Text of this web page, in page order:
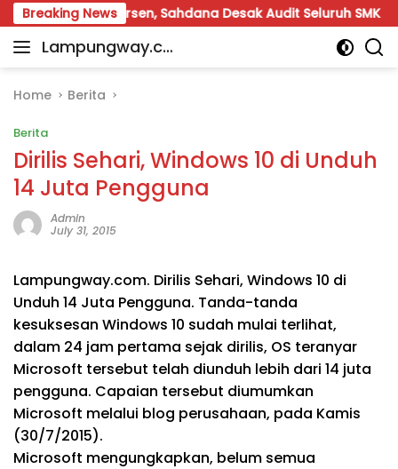
Skip
to
content
Breaking News
6 Persen, Sahdana Desak Audit Seluruh SMK
Lampungway.co
Portal
Daerah
Terpercaya
dan
Terupdate
Home Berita
Berita
Dirilis Sehari, Windows 10 di Unduh
14 Juta Pengguna
Admin
July 31, 2015
Lampungway.com. Dirilis Sehari, Windows 10 di
Unduh 14 Juta Pengguna. Tanda-tanda
kesuksesan Windows 10 sudah mulai terlihat,
dalam 24 jam pertama sejak dirilis, OS teranyar
Microsoft tersebut telah diunduh lebih dari 14 juta
pengguna. Capaian tersebut diumumkan
Microsoft melalui blog perusahaan, pada Kamis
(30/7/2015).
Microsoft mengungkapkan, belum semua